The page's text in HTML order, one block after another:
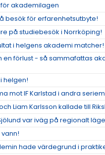
akademilagen
besök för erfarenhetsutbyte!
på studiebesök i Norrköping!
i helgens akademi matcher!
en förlust - så sammafattas
helgen!
mot IF Karlstad i andra
Liam Karlsson kallade till
var iväg på regionalt
vann!
hade värdegrund i